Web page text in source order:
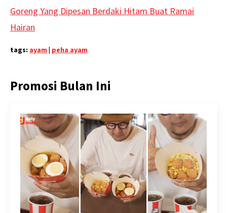
Goreng Yang Dipesan Berdaki Hitam Buat Ramai
Hairan
tags: ayam | peha ayam
Promosi Bulan Ini